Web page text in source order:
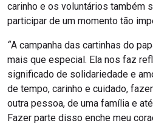
carinho e os voluntários também
participar de um momento tão
“A campanha das cartinhas do
mais que especial. Ela nos faz
significado de solidariedade e
de tempo, carinho e cuidado,
outra pessoa, de uma família e
Fazer parte disso enche meu